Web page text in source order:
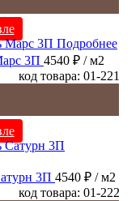
Подробнее
3П 4540 ₽ / м2
код товара: 01-221
3П 4540 ₽ / м2
код товара: 01-222